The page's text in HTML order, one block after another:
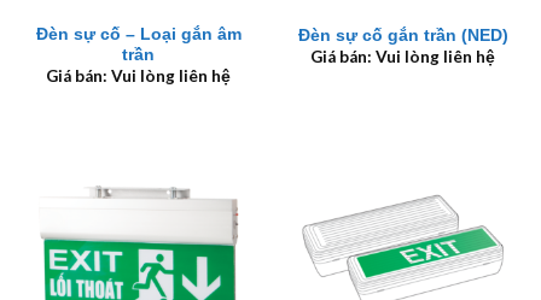
Đèn sự cố – Loại gắn âm
trần
Giá bán: Vui lòng liên hệ
Đèn sự cố gắn trần (NED)
Giá bán: Vui lòng liên hệ